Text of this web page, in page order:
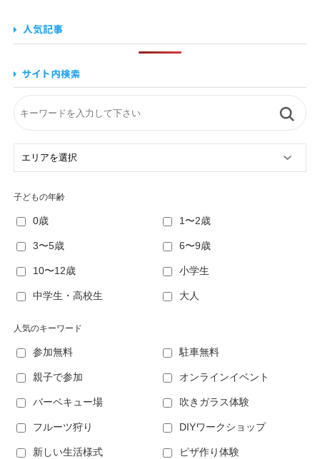
子どもの年齢
0歳 1〜2歳
3〜5歳 6〜9歳
10〜12歳 小学生
中学生・高校生 大人
人気のキーワード
参加無料 駐車無料
親子で参加 オンラインイベント
バーベキュー場 吹きガラス体験
フルーツ狩り DIYワークショップ
新しい生活様式 ピザ作り体験